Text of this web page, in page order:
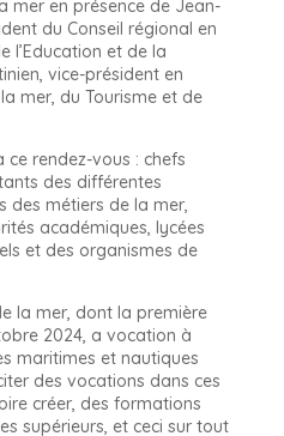
mer en présence de Jean-
du Conseil régional en
l’Education et de la
vice-président en
mer, du Tourisme et de
rendez-vous : chefs
des différentes
des métiers de la mer,
académiques, lycées
et des organismes de
la mer, dont la première
2024, a vocation à
maritimes et nautiques
des vocations dans ces
créer, des formations
supérieurs, et ceci sur tout